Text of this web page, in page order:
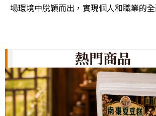
場環境中脫穎而出，實現個人和職業的全
熱門商品